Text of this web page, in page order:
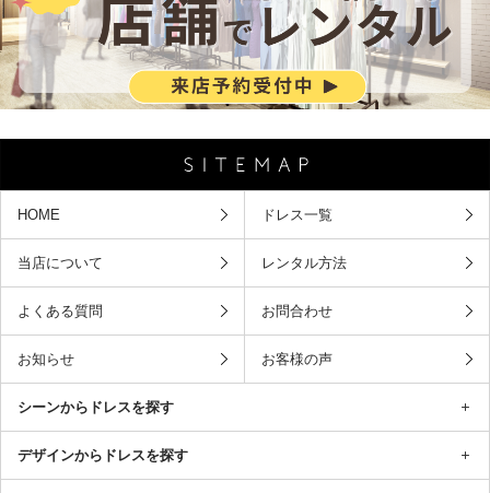
HOME ドレス一覧
当店について レンタル方法
よくある質問 お問合わせ
お知らせ お客様の声
シーンからドレスを探す
デザインからドレスを探す